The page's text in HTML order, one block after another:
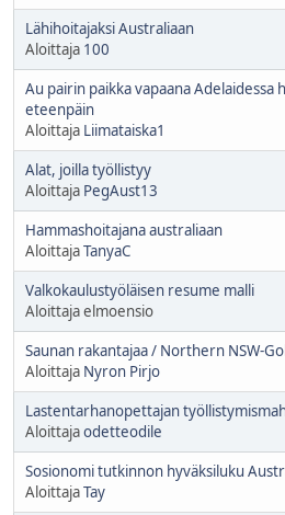
Lähihoitajaksi Australiaan
Aloittaja 100
Au pairin paikka vapaana Adelaidessa
eteenpäin
Aloittaja Liimataiska1
Alat, joilla työllistyy
Aloittaja PegAust13
Hammashoitajana australiaan
AloittajaTanyaC
Valkokaulustyöläisen resume malli
Aloittaja elmoensio
Saunan rakantajaa / Northern NSW-
Aloittaja Nyron Pirjo
Lastentarhanopettajan
Aloittajaodetteodile
Sosionomi tutkinnon hyväksiluku
AloittajaTay